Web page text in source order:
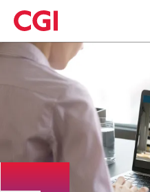
Skip
to
main
content